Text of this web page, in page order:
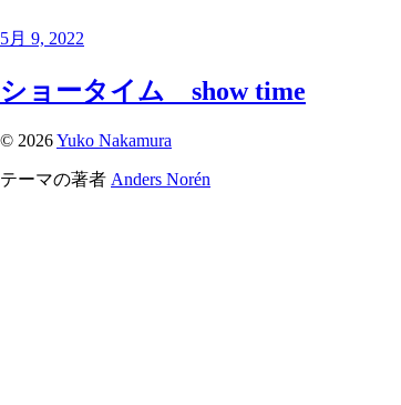
5月 9, 2022
ショータイム show time
© 2026Yuko Nakamura
テーマの著者 Anders Norén